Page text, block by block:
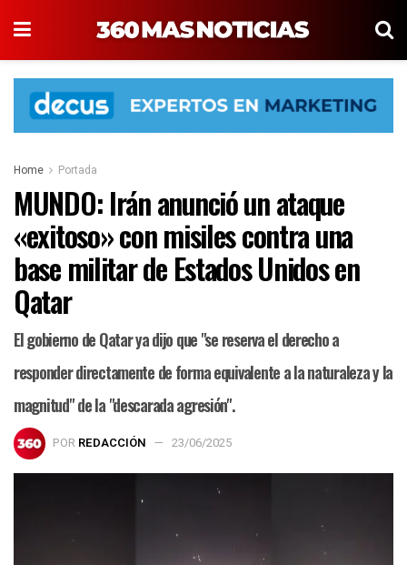
Home Portada
MUNDO: Irán anunció un ataque
«exitoso» con misiles contra una
base militar de Estados Unidos en
Qatar
El gobierno de Qatar ya dijo que "se reserva el derecho a
responder directamente de forma equivalente a la naturaleza y la
magnitud" de la "descarada agresión".
POR REDACCIÓN 23/06/2025